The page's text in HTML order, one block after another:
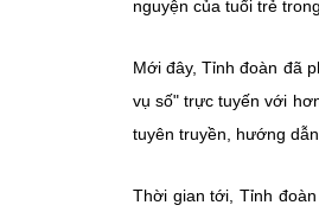
nguyện của tuổi trẻ
Mới đây, Tỉnh đoàn đã
vụ số" trực tuyến với
tuyên truyền, hướng
Thời gian tới, Tỉnh